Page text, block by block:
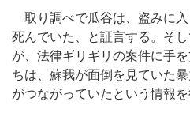
取り調べで瓜谷は、盗みに
死んでいた、と証言する。そ
が、法律ギリギリの案件に手
ちは、蘇我が面倒を見ていた
がつながっていたという情報